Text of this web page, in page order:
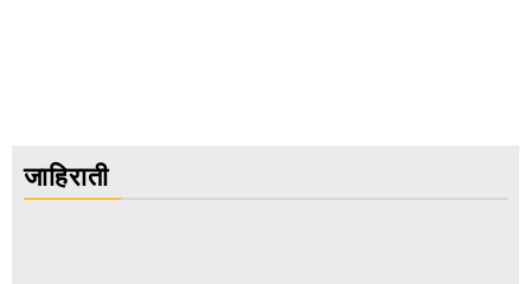
जाहिराती